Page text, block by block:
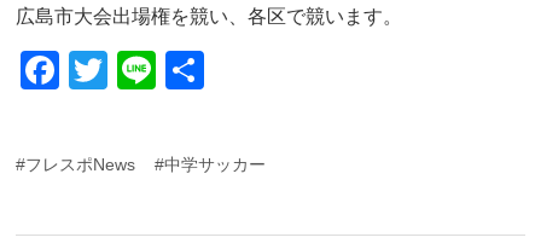
広島市大会出場権を競い、各区で競います。
F
c
e
b
T
Li
e
#フレスポNews #中学サッカー